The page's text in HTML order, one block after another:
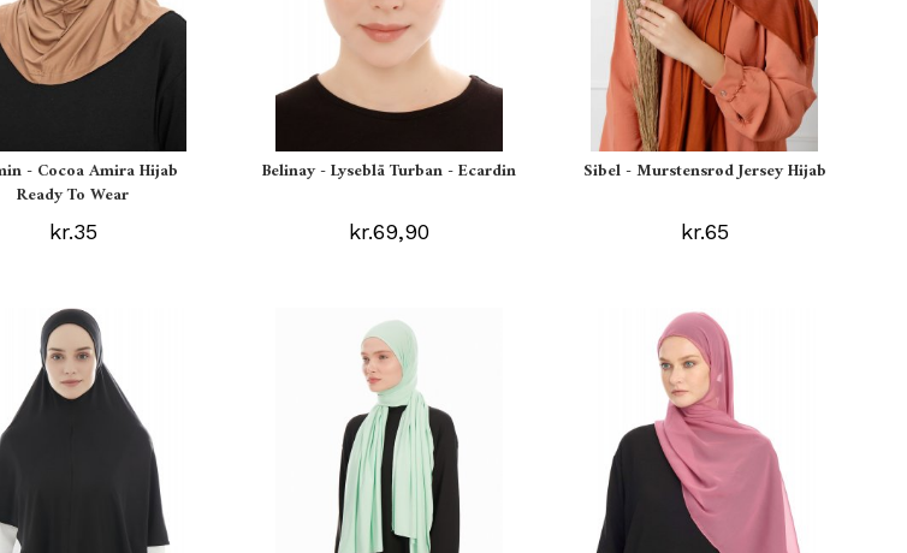
- Cocoa Amira Hijab
Ready To Wear
kr.35
Belinay - Lyseblå Turban - Ecardin
kr.69,90
Sibel - Murstensrød Jersey Hijab
kr.65